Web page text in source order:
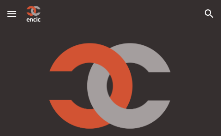
Skip to main content Skip to navigation